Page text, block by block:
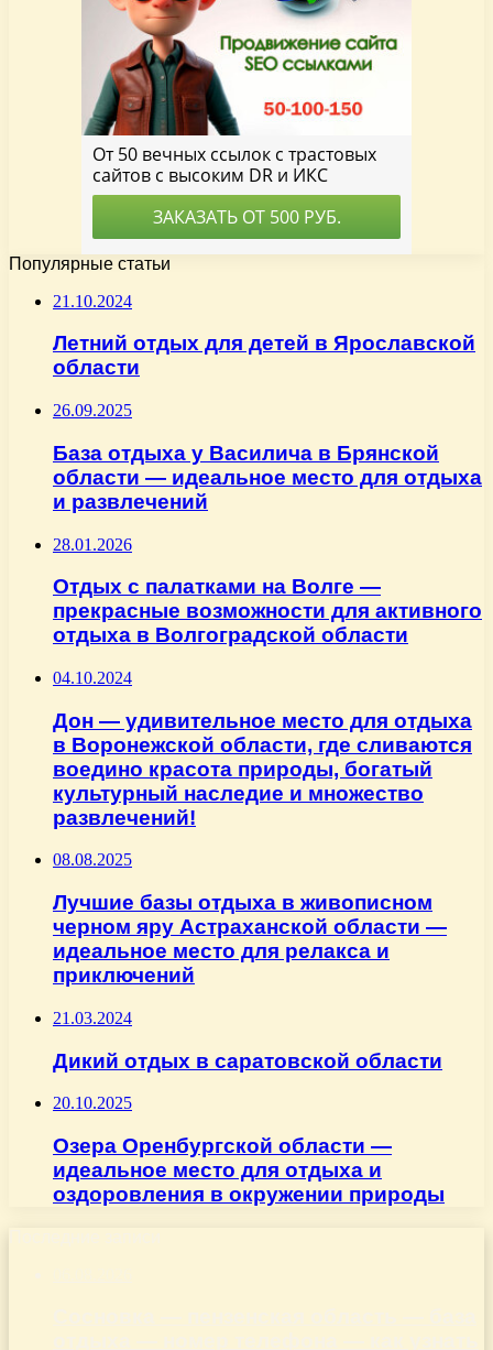
Популярные статьи
21.10.2024
Летний отдых для детей в Ярославской
области
26.09.2025
База отдыха у Василича в Брянской
области — идеальное место для отдыха
и развлечений
28.01.2026
Отдых с палатками на Волге —
прекрасные возможности для активного
отдыха в Волгоградской области
04.10.2024
Дон — удивительное место для отдыха
в Воронежской области, где сливаются
воедино красота природы, богатый
культурный наследие и множество
развлечений!
08.08.2025
Лучшие базы отдыха в живописном
черном яру Астраханской области —
идеальное место для релакса и
приключений
21.03.2024
Дикий отдых в саратовской области
20.10.2025
Озера Оренбургской области —
идеальное место для отдыха и
оздоровления в окружении природы